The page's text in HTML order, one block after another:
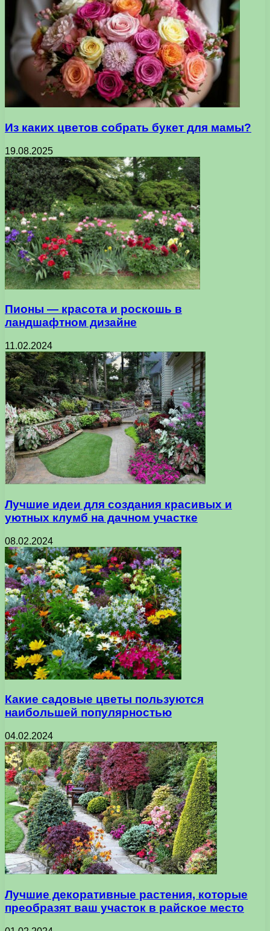
Из каких цветов собрать букет для мамы?
19.08.2025
Пионы — красота и роскошь в
ландшафтном дизайне
11.02.2024
Лучшие идеи для создания красивых и
уютных клумб на дачном участке
08.02.2024
Какие садовые цветы пользуются
наибольшей популярностью
04.02.2024
Лучшие декоративные растения, которые
преобразят ваш участок в райское место